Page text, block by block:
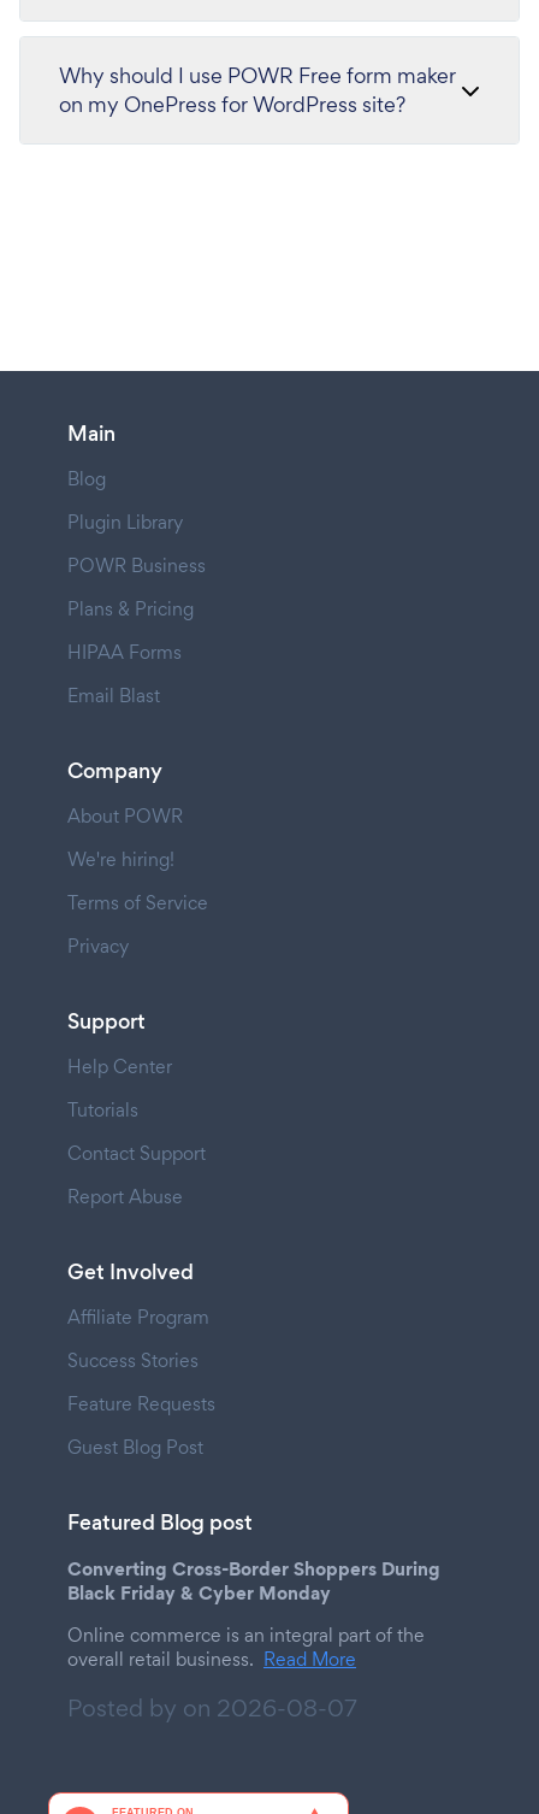
Why should I use POWR Free form maker
on my OnePress for WordPress site?
Main
Blog
Plugin Library
POWR Business
Plans & Pricing
HIPAA Forms
Email Blast
Company
About POWR
We're hiring!
Terms of Service
Privacy
Support
Help Center
Tutorials
Contact Support
Report Abuse
Get Involved
Affiliate Program
Success Stories
Feature Requests
Guest Blog Post
Featured Blog post
Converting Cross-Border Shoppers During
Black Friday & Cyber Monday
Online commerce is an integral part of the
overall retail business. Read More
Posted by on 2026-08-07